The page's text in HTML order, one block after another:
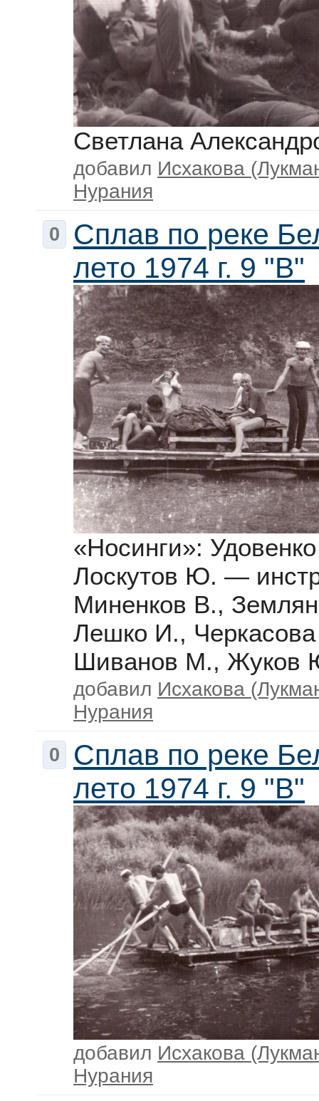
Светлана
добавил Исхакова
Нурания
0
Сплав по реке
лето 1974 г. 9 "В"
«Носинги»:
Лоскутов Ю. —
Миненков В.,
Лешко И.,
Шиванов М., Жуков
добавил Исхакова
Нурания
0
Сплав по реке
лето 1974 г. 9 "В"
добавил Исхакова
Нурания